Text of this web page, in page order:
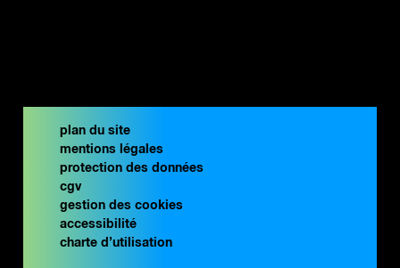
plan du site
mentions légales
protection des données
cgv
gestion des cookies
accessibilité
charte d’utilisation